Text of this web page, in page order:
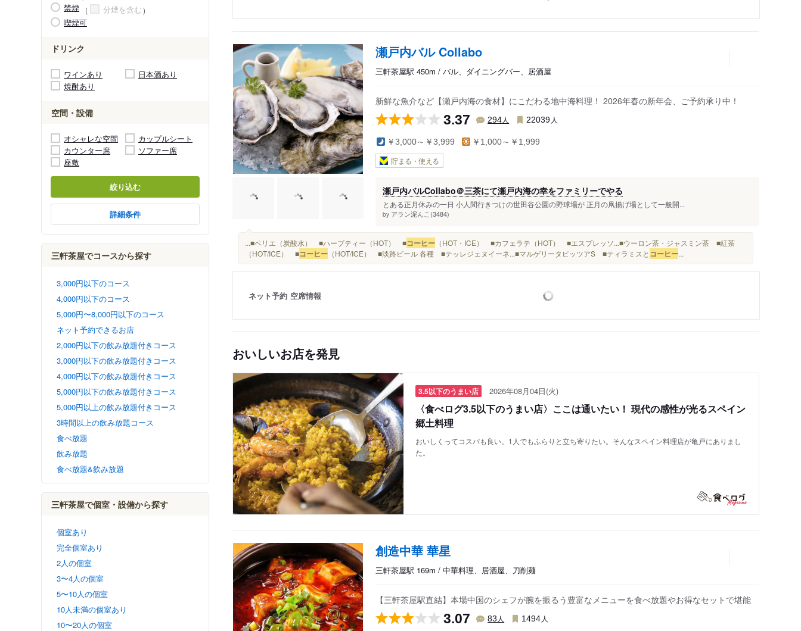
禁煙
分煙を含む
喫煙可
ドリンク
ワインあり
日本酒あり
焼酎あり
空間・設備
オシャレな空間
カップルシート
カウンター席
ソファー席
座敷
絞り込む
詳細条件
三軒茶屋でコースから探す
3,000円以下のコース
4,000円以下のコース
5,000円〜8,000円以下のコース
ネット予約できるお店
2,000円以下の飲み放題付きコース
3,000円以下の飲み放題付きコース
4,000円以下の飲み放題付きコース
5,000円以下の飲み放題付きコース
5,000円以上の飲み放題付きコース
3時間以上の飲み放題コース
食べ放題
飲み放題
食べ放題&飲み放題
三軒茶屋で個室・設備から探す
個室あり
完全個室あり
2人の個室
3〜4人の個室
5〜10人の個室
10人未満の個室あり
10〜20人の個室
瀬戸内バル Collabo
三軒茶屋駅 450m / バル、ダイニングバー、居酒屋
新鮮な魚介など【瀬戸内海の食材】にこだわる地中海料理！ 2026年春の新年会、ご予約承り中！
3.37 294人 22039 人
￥3,000～￥3,999 ￥1,000～￥1,999
貯まる・使える
瀬戸内バルCollabo＠三茶にて瀬戸内海の幸をファミリーでやる
とある正月休みの一日 小人間行きつけの世田谷公園の野球場が 正月の凧揚げ場として一般開...
by アラン泥んこ(3484)
...■ペリエ（炭酸水） ■ハーブティー（HOT） ■コーヒー （HOT・ICE） ■カフェラテ（HOT） ■エスプレッソ...■ウーロン茶・ジャスミン茶 ■紅茶
（HOT/ICE） ■コーヒー （HOT/ICE） ■淡路ビール 各種 ■テッレジェヌイーネ...■マルゲリータピッツアS ■ティラミスと コーヒー...
ネット予約 空席情報
おいしいお店を発見
3.5以下のうまい店 2026年08月04日(火)
〈食べログ3.5以下のうまい店〉ここは通いたい！ 現代の感性が光るスペイン
郷土料理
おいしくってコスパも良い。1人でもふらりと立ち寄りたい。そんなスペイン料理店が亀戸にありまし
た。
創造中華 華星
三軒茶屋駅 169m / 中華料理、居酒屋、刀削麺
【三軒茶屋駅直結】本場中国のシェフが腕を振るう豊富なメニューを食べ放題やお得なセットで堪能
3.07 83 人 1494 人